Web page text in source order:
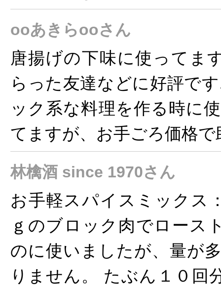
ooあきらooさん
唐揚げの下味に使ってま
らった友達などに好評で
ック系な料理を作る時に
てますが、お手ごろ価格
林檎酒 since 1970さん
お手軽スパイスミックス
ｇのブロック肉でロース
のに使いましたが、量が
りません。 たぶん１０回